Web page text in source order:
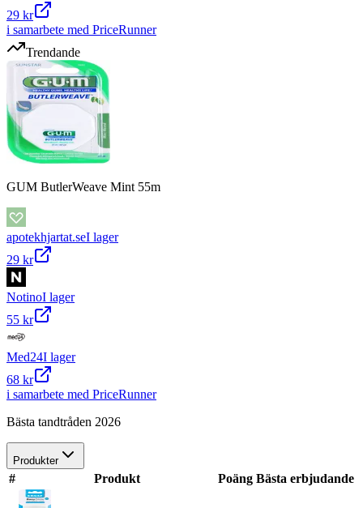
29 kr
i samarbete med PriceRunner
Trendande
GUM ButlerWeave Mint 55m
apotekhjartat.seI lager
29 kr
NotinoI lager
55 kr
Med24I lager
68 kr
i samarbete med PriceRunner
Bästa tandtråden 2026
Produkter
# Produkt Poäng Bästa erbjudande